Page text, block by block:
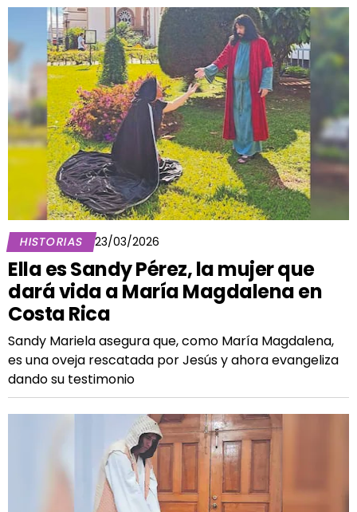
HISTORIAS 23/03/2026
Ella es Sandy Pérez, la mujer que
dará vida a María Magdalena en
Costa Rica
Sandy Mariela asegura que, como María Magdalena,
es una oveja rescatada por Jesús y ahora evangeliza
dando su testimonio